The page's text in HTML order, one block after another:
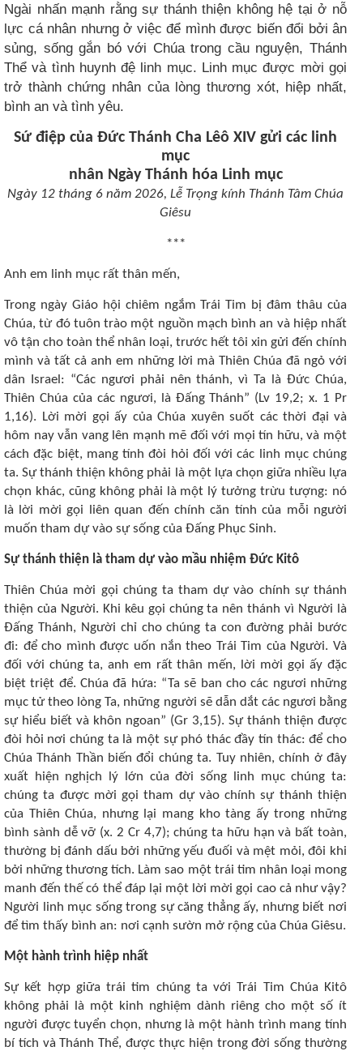
Ngài nhấn mạnh rằng sự thánh thiện không hệ tại ở nỗ
lực cá nhân nhưng ở việc để mình được biến đổi bởi ân
sủng, sống gắn bó với Chúa trong cầu nguyện, Thánh
Thể và tình huynh đệ linh mục. Linh mục được mời gọi
trở thành chứng nhân của lòng thương xót, hiệp nhất,
bình an và tình yêu.
Sứ điệp của Đức Thánh Cha Lêô XIV gửi các linh
mục
nhân Ngày Thánh hóa Linh mục
Ngày 12 tháng 6 năm 2026, Lễ Trọng kính Thánh Tâm Chúa
Giêsu
***
Anh em linh mục rất thân mến,
Trong ngày Giáo hội chiêm ngắm Trái Tim bị đâm thâu của
Chúa, từ đó tuôn trào một nguồn mạch bình an và hiệp nhất
vô tận cho toàn thể nhân loại, trước hết tôi xin gửi đến chính
mình và tất cả anh em những lời mà Thiên Chúa đã ngỏ với
dân Israel: “Các ngươi phải nên thánh, vì Ta là Đức Chúa,
Thiên Chúa của các ngươi, là Đấng Thánh” (Lv 19,2; x. 1 Pr
1,16). Lời mời gọi ấy của Chúa xuyên suốt các thời đại và
hôm nay vẫn vang lên mạnh mẽ đối với mọi tín hữu, và một
cách đặc biệt, mang tính đòi hỏi đối với các linh mục chúng
ta. Sự thánh thiện không phải là một lựa chọn giữa nhiều lựa
chọn khác, cũng không phải là một lý tưởng trừu tượng: nó
là lời mời gọi liên quan đến chính căn tính của mỗi người
muốn tham dự vào sự sống của Đấng Phục Sinh.
Sự thánh thiện là tham dự vào mầu nhiệm Đức Kitô
Thiên Chúa mời gọi chúng ta tham dự vào chính sự thánh
thiện của Người. Khi kêu gọi chúng ta nên thánh vì Người là
Đấng Thánh, Người chỉ cho chúng ta con đường phải bước
đi: để cho mình được uốn nắn theo Trái Tim của Người. Và
đối với chúng ta, anh em rất thân mến, lời mời gọi ấy đặc
biệt triệt để. Chúa đã hứa: “Ta sẽ ban cho các ngươi những
mục tử theo lòng Ta, những người sẽ dẫn dắt các ngươi bằng
sự hiểu biết và khôn ngoan” (Gr 3,15). Sự thánh thiện được
đòi hỏi nơi chúng ta là một sự phó thác đầy tín thác: để cho
Chúa Thánh Thần biến đổi chúng ta. Tuy nhiên, chính ở đây
xuất hiện nghịch lý lớn của đời sống linh mục chúng ta:
chúng ta được mời gọi tham dự vào chính sự thánh thiện
của Thiên Chúa, nhưng lại mang kho tàng ấy trong những
bình sành dễ vỡ (x. 2 Cr 4,7); chúng ta hữu hạn và bất toàn,
thường bị đánh dấu bởi những yếu đuối và mệt mỏi, đôi khi
bởi những thương tích. Làm sao một trái tim nhân loại mong
manh đến thế có thể đáp lại một lời mời gọi cao cả như vậy?
Người linh mục sống trong sự căng thẳng ấy, nhưng biết nơi
để tìm thấy bình an: nơi cạnh sườn mở rộng của Chúa Giêsu.
Một hành trình hiệp nhất
Sự kết hợp giữa trái tim chúng ta với Trái Tim Chúa Kitô
không phải là một kinh nghiệm dành riêng cho một số ít
người được tuyển chọn, nhưng là một hành trình mang tính
bí tích và Thánh Thể, được thực hiện trong đời sống thường